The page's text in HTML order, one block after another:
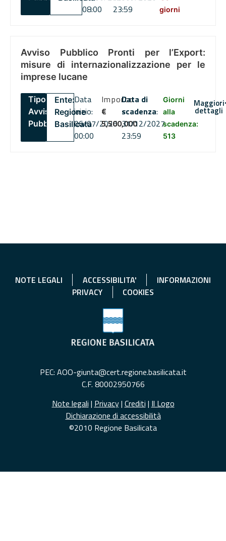
08:00
23:59
giorni
Avviso Pubblico Pronti per l’Export:
misure di internazionalizzazione per le
imprese lucane
Tipo:
Avviso
Pubblico
Ente:
Regione
Basilicata
Data
inizio:
06/07/2026
00:00
Importo
€
5,500,000
Data di
scadenza:
31/12/2027
23:59
Giorni
alla
scadenza:
513
Maggiori
dettagli
NOTE LEGALI ACCESSIBILITA'
INFORMAZIONI
PRIVACY
COOKIES
PEC: AOO-giunta@cert.regione.basilicata.it
C.F. 80002950766
Note legali | Privacy| Crediti | Il Logo
Dichiarazione di accessibilità
©2010 Regione Basilicata